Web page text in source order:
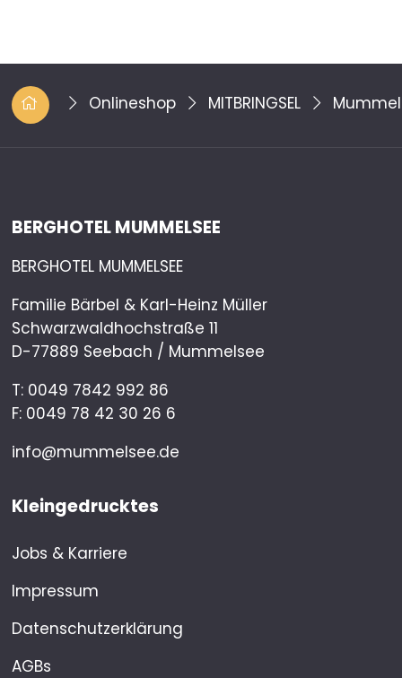
Onlineshop MITBRINGSEL
BERGHOTEL MUMMELSEE
BERGHOTEL MUMMELSEE
Familie Bärbel & Karl-Heinz Müller
Schwarzwaldhochstraße 11
D-77889 Seebach / Mummelsee
T: 0049 7842 992 86
F: 0049 78 42 30 26 6
info@mummelsee.de
Kleingedrucktes
Jobs & Karriere
Impressum
Datenschutzerklärung
AGBs